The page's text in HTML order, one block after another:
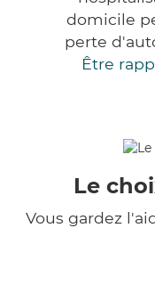
domicile
perte
Être
Le
Vous gardez